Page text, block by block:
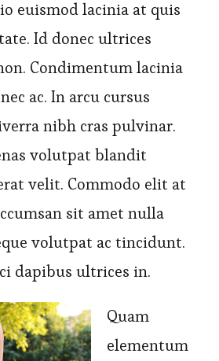
euismod lacinia at quis
Id donec ultrices
Condimentum lacinia
ac. In arcu cursus
nibh cras pulvinar.
volutpat blandit
velit. Commodo elit at
sit amet nulla
volutpat ac tincidunt.
dapibus ultrices in.
Quam
elementum